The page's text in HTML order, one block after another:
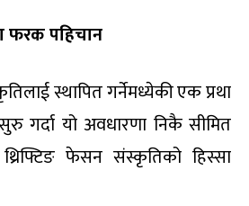
फरक पहिचान
स्थापित गर्नेमध्येकी एक प्रथा
गर्दा यो अवधारणा निकै सीमित
फेसन संस्कृतिको हिस्सा